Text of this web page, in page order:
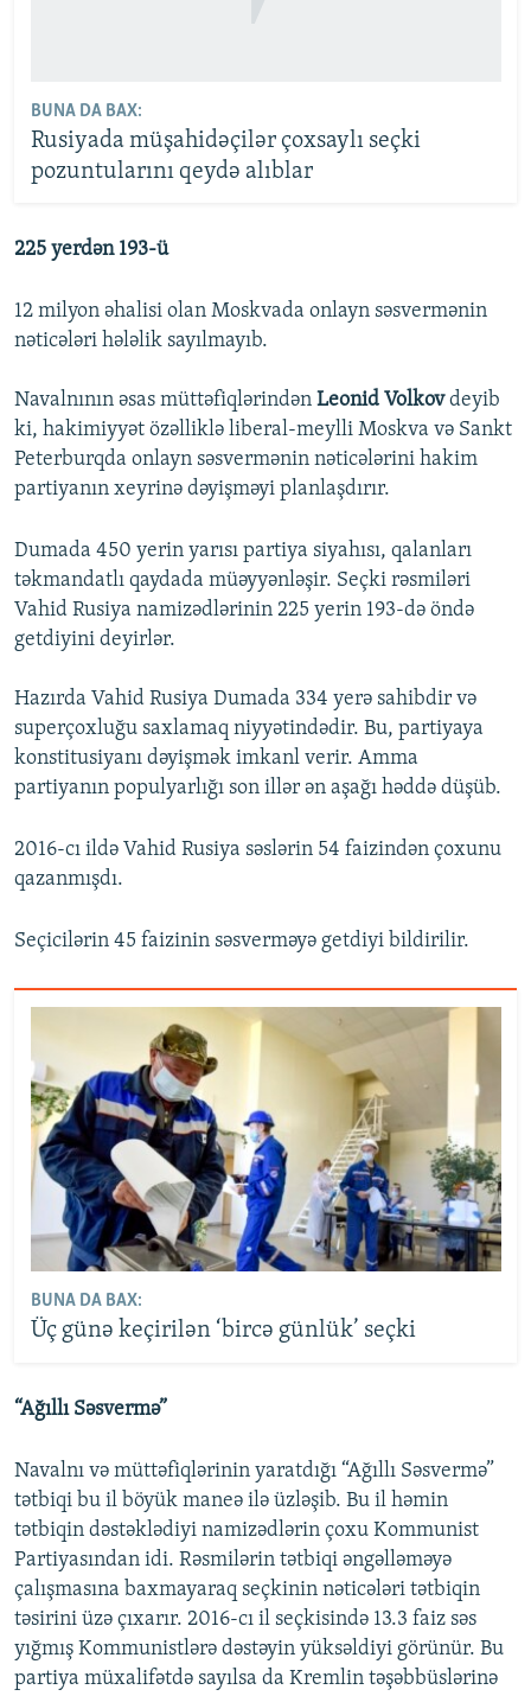
BUNA DA BAX:
Rusiyada müşahidəçilər çoxsaylı seçki
pozuntularını qeydə alıblar
225 yerdən 193-ü
12 milyon əhalisi olan Moskvada onlayn səsvermənin
nəticələri hələlik sayılmayıb.
Navalnının əsas müttəfiqlərindən Leonid Volkovdeyib
ki, hakimiyyət özəlliklə liberal-meylli Moskva və Sankt
Peterburqda onlayn səsvermənin nəticələrini hakim
partiyanın xeyrinə dəyişməyi planlaşdırır.
Dumada 450 yerin yarısı partiya siyahısı, qalanları
təkmandatlı qaydada müəyyənləşir. Seçki rəsmiləri
Vahid Rusiya namizədlərinin 225 yerin 193-də öndə
getdiyini deyirlər.
Hazırda Vahid Rusiya Dumada 334 yerə sahibdir və
superçoxluğu saxlamaq niyyətindədir. Bu, partiyaya
konstitusiyanı dəyişmək imkanl verir. Amma
partiyanın populyarlığı son illər ən aşağı həddə düşüb.
2016-cı ildə Vahid Rusiya səslərin 54 faizindən çoxunu
qazanmışdı.
Seçicilərin 45 faizinin səsverməyə getdiyi bildirilir.
BUNA DA BAX:
Üç günə keçirilən ‘bircə günlük’ seçki
“Ağıllı Səsvermə”
Navalnı və müttəfiqlərinin yaratdığı “Ağıllı Səsvermə”
tətbiqi bu il böyük maneə ilə üzləşib. Bu il həmin
tətbiqin dəstəklədiyi namizədlərin çoxu Kommunist
Partiyasından idi. Rəsmilərin tətbiqi əngəlləməyə
çalışmasına baxmayaraq seçkinin nəticələri tətbiqin
təsirini üzə çıxarır. 2016-cı il seçkisində 13.3 faiz səs
yığmış Kommunistlərə dəstəyin yüksəldiyi görünür. Bu
partiya müxalifətdə sayılsa da Kremlin təşəbbüslərinə